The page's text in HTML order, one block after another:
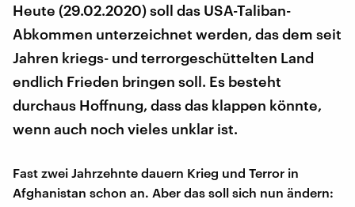
Heute (29.02.2020) soll das USA-Taliban-
Abkommen unterzeichnet werden, das dem seit
Jahren kriegs- und terrorgeschüttelten Land
endlich Frieden bringen soll. Es besteht
durchaus Hoffnung, dass das klappen könnte,
wenn auch noch vieles unklar ist.
Fast zwei Jahrzehnte dauern Krieg und Terror in
Afghanistan schon an. Aber das soll sich nun ändern: